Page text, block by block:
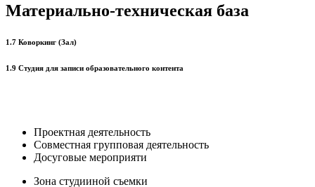
Материально-техническая база
1.7 Коворкинг (Зал)
1.9 Студия для записи образовательного контента
Проектная деятельность
Совместная групповая деятельность
Досуговые мероприяти
Зона студииной съемки